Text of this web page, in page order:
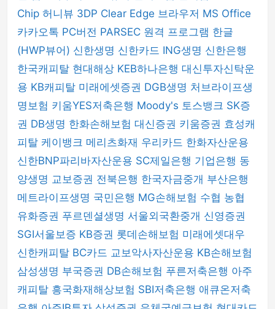
Chip 허니뷰 3DP Clear Edge 브라우저 MS Office
카카오톡 PC버전 PARSEC 원격 프로그램 한글
(HWP뷰어) 신한생명 신한카드 ING생명 신한은행
한국캐피탈 현대해상 KEB하나은행 대신투자신탁운
용 KB캐피탈 미래에셋증권 DGB생명 처브라이프생
명보험 키움YES저축은행 Moody's 토스뱅크 SK증
권 DB생명 한화손해보험 대신증권 키움증권 효성캐
피탈 케이뱅크 메리츠화재 우리카드 한화자산운용
신한BNP파리바자산운용 SC제일은행 기업은행 동
양생명 교보증권 전북은행 한국자금중개 부산은행
메트라이프생명 국민은행 MG손해보험 수협 농협
유화증권 푸르덴셜생명 서울외국환중개 신영증권
SGI서울보증 KB증권 롯데손해보험 미래에셋대우
신한캐피탈 BC카드 교보악사자산운용 KB손해보험
삼성생명 부국증권 DB손해보험 푸른저축은행 아주
캐피탈 흥국화재해상보험 SBI저축은행 애큐온저축